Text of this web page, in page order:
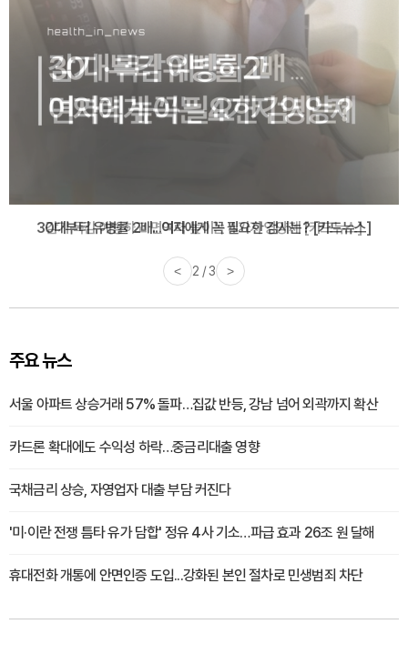
감기·독감 예방하고 면역력 높이는 4가지 영양제 [카드뉴스]
< 3 / 3 >
주요 뉴스
서울 아파트 상승거래 57% 돌파…집값 반등, 강남 넘어 외곽까지 확산
카드론 확대에도 수익성 하락…중금리대출 영향
국채금리 상승, 자영업자 대출 부담 커진다
'미·이란 전쟁 틈타 유가 담합' 정유 4사 기소…파급 효과 26조 원 달해
휴대전화 개통에 안면인증 도입...강화된 본인 절차로 민생범죄 차단